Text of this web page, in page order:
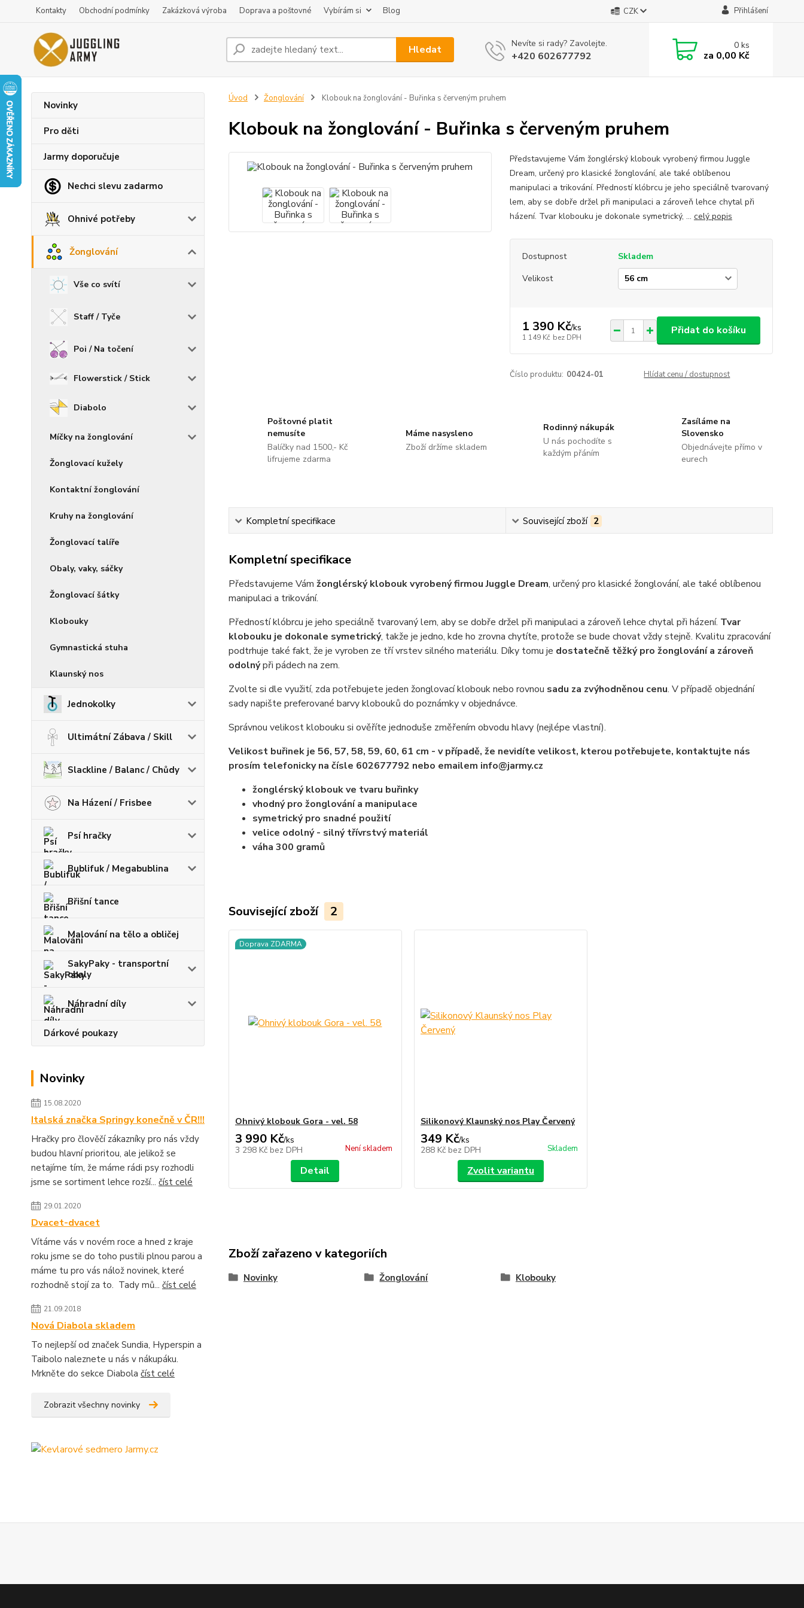
Kontakty Obchodní podmínky Zakázková výroba Doprava a poštovné Vybírám si Blog CZK Přihlášení
Hledat Nevíte si rady? Zavolejte.
+420 602677792
0ks
za 0,00 Kč
Novinky
Pro děti
Jarmy doporučuje
Nechci slevu zadarmo
Ohnivé potřeby
Žonglování
Vše co svítí
Staff / Tyče
Poi / Na točení
Flowerstick / Stick
Diabolo
Míčky na žonglování
Žonglovací kužely
Kontaktní žonglování
Kruhy na žonglování
Žonglovací talíře
Obaly, vaky, sáčky
Žonglovací šátky
Klobouky
Gymnastická stuha
Klaunský nos
Jednokolky
Ultimátní Zábava / Skill
Slackline / Balanc / Chůdy
Na Házení / Frisbee
Psí hračky
Bublifuk / Megabublina
Břišní tance
Malování na tělo a obličej
SakyPaky - transportní
obaly
Náhradní díly
Dárkové poukazy
Novinky
15.08.2020
Italská značka Springy konečně v ČR!!!
Hračky pro člověčí zákazníky pro nás vždy
budou hlavní prioritou, ale jelikož se
netajíme tím, že máme rádi psy rozhodli
jsme se sortiment lehce rozší... číst celé
29.01.2020
Dvacet-dvacet
Vítáme vás v novém roce a hned z kraje
roku jsme se do toho pustili plnou parou a
máme tu pro vás nálož novinek, které
rozhodně stojí za to. Tady mů... číst celé
21.09.2018
Nová Diabola skladem
To nejlepší od značek Sundia, Hyperspin a
Taibolo naleznete u nás v nákupáku.
Mrkněte do sekce Diabola číst celé
Zobrazit všechny novinky
Úvod Žonglování Klobouk na žonglování - Buřinka s červeným pruhem
Klobouk na žonglování - Buřinka s červeným pruhem
Představujeme Vám žonglérský klobouk vyrobený firmou Juggle
Dream, určený pro klasické žonglování, ale také oblíbenou
manipulaci a trikování. Předností klóbrcu je jeho speciálně tvarovaný
lem, aby se dobře držel při manipulaci a zároveň lehce chytal při
házení. Tvar klobouku je dokonale symetrický, ... celý popis
Dostupnost
Skladem
Velikost
1 390 Kč/ks
1 149 Kč bez DPH
Přidat do košíku
Číslo produktu: 00424-01 Hlídat cenu / dostupnost
Poštovné platit
nemusíte
Balíčky nad 1500,- Kč
lifrujeme zdarma
Máme nasysleno
Zboží držíme skladem
Rodinný nákupák
U nás pochodíte s
každým přáním
Zasíláme na
Slovensko
Objednávejte přímo v
eurech
Kompletní specifikace Související zboží 2
Kompletní specifikace
Představujeme Vám žonglérský klobouk vyrobený firmou Juggle Dream, určený pro klasické žonglování, ale také oblíbenou
manipulaci a trikování.
Předností klóbrcu je jeho speciálně tvarovaný lem, aby se dobře držel při manipulaci a zároveň lehce chytal při házení. Tvar
klobouku je dokonale symetrický, takže je jedno, kde ho zrovna chytíte, protože se bude chovat vždy stejně. Kvalitu zpracování
podtrhuje také fakt, že je vyroben ze tří vrstev silného materiálu. Díky tomu je dostatečně těžký pro žonglování a zároveň
odolnýpři pádech na zem.
Zvolte si dle využití, zda potřebujete jeden žonglovací klobouk nebo rovnou sadu za zvýhodněnou cenu. V případě objednání
sady napište preferované barvy klobouků do poznámky v objednávce.
Správnou velikost klobouku si ověříte jednoduše změřením obvodu hlavy (nejlépe vlastní).
Velikost buřinek je 56, 57, 58, 59, 60, 61 cm - v případě, že nevidíte velikost, kterou potřebujete, kontaktujte nás
prosím telefonicky na čísle 602677792 nebo emailem info@jarmy.cz
žonglérský klobouk ve tvaru buřinky
vhodný pro žonglování a manipulace
symetrický pro snadné použití
velice odolný - silný třívrstvý materiál
váha 300 gramů
Související zboží 2
Doprava ZDARMA
Ohnivý klobouk Gora - vel. 58
3 990 Kč/ks
3 298 Kč bez DPH Není skladem
Detail
Silikonový Klaunský nos Play Červený
349 Kč/ks
288 Kč bez DPH Skladem
Zvolit variantu
Zboží zařazeno v kategoriích
Novinky Žonglování Klobouky